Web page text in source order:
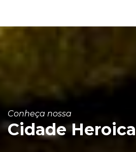
Conheça nossa
Cidade Heroica